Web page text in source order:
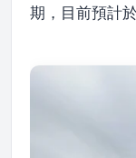
期，目前預計